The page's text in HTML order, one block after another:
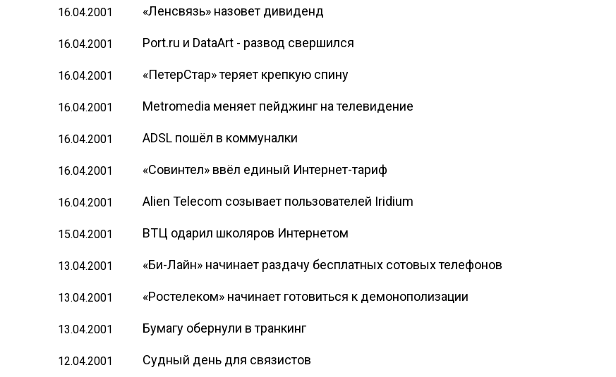
16.04.2001 «Ленсвязь» назовет дивиденд
16.04.2001 Port.ru и DataArt - развод свершился
16.04.2001 «ПетерСтар» теряет крепкую спину
16.04.2001 Metromedia меняет пейджинг на телевидение
16.04.2001 ADSL пошёл в коммуналки
16.04.2001 «Совинтел» ввёл единый Интернет-тариф
16.04.2001 Alien Telecom созывает пользователей Iridium
15.04.2001 ВТЦ одарил школяров Интернетом
13.04.2001 «Би-Лайн» начинает раздачу бесплатных сотовых телефонов
13.04.2001 «Ростелеком» начинает готовиться к демонополизации
13.04.2001 Бумагу обернули в транкинг
12.04.2001 Судный день для связистов